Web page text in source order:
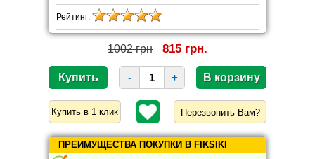
Рейтинг:
1002 грн 815 грн.
- +
Перезвонить Вам?
ПРЕИМУЩЕСТВА ПОКУПКИ В FIKSIKI